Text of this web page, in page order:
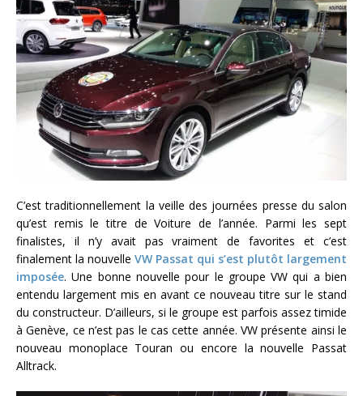
C’est traditionnellement la veille des journées presse du salon
qu’est remis le titre de Voiture de l’année. Parmi les sept
finalistes, il n’y avait pas vraiment de favorites et c’est
finalement la nouvelle VW Passat qui s’est plutôt largement
imposée. Une bonne nouvelle pour le groupe VW qui a bien
entendu largement mis en avant ce nouveau titre sur le stand
du constructeur. D’ailleurs, si le groupe est parfois assez timide
à Genève, ce n’est pas le cas cette année. VW présente ainsi le
nouveau monoplace Touran ou encore la nouvelle Passat
Alltrack.